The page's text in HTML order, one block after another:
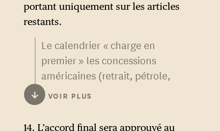
portant uniquement sur les articles
restants.
Le calendrier « charge en
premier » les concessions
américaines (retrait, pétrole,
avoirs) avant l’accord définitif,
ce qui avantage grandement
la partie iranienne.
↓ VOIR PLUS
14. L’accord final sera approuvé au